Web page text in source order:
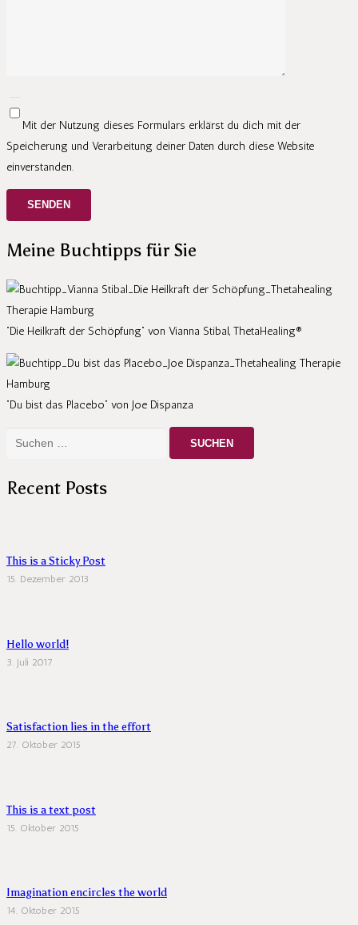
Mit der Nutzung dieses Formulars erklärst du dich mit der
Speicherung und Verarbeitung deiner Daten durch diese Website
einverstanden.
Meine Buchtipps für Sie
“Die Heilkraft der Schöpfung” von Vianna Stibal, ThetaHealing®
“Du bist das Placebo” von Joe Dispanza
Suchen
Recent Posts
This is a Sticky Post
15. Dezember 2013
Hello world!
3. Juli 2017
Satisfaction lies in the effort
27. Oktober 2015
This is a text post
15. Oktober 2015
Imagination encircles the world
14. Oktober 2015